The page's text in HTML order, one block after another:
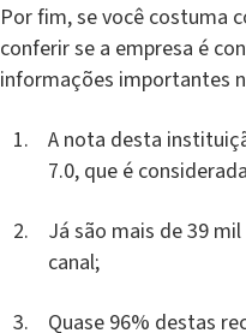
Por fim, se você costuma
conferir se a empresa é
informações importantes
A nota desta
7.0, que é
Já são mais de 39
canal;
Quase 96% destas